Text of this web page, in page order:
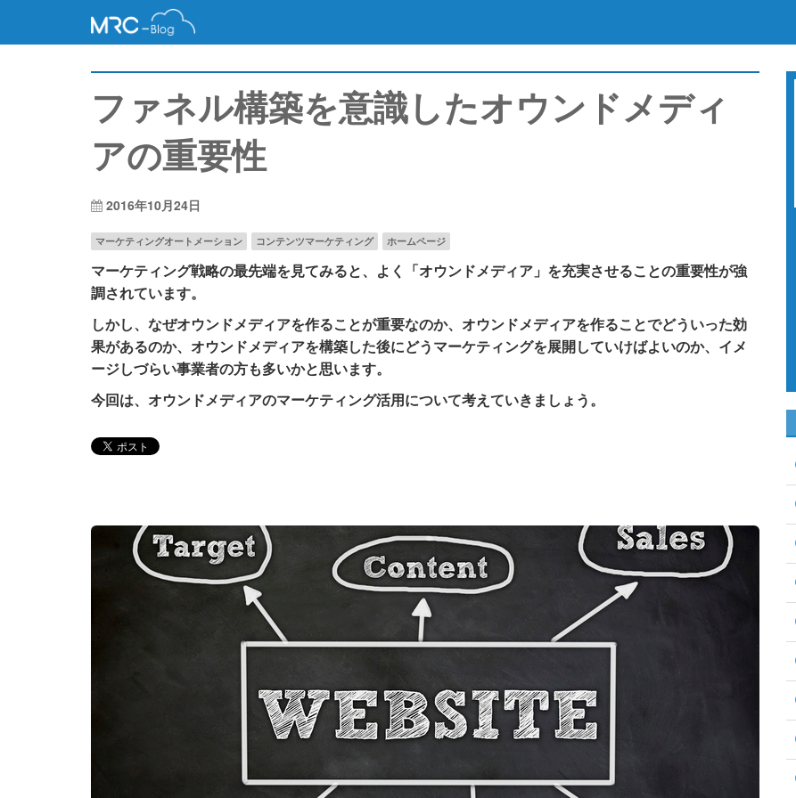
ファネル構築を意識したオウンドメディ
アの重要性
2016年10月24日
マーケティングオートメーション コンテンツマーケティング ホームページ
マーケティング戦略の最先端を見てみると、よく「オウンドメディア」を充実させることの重要性が強
調されています。
しかし、なぜオウンドメディアを作ることが重要なのか、オウンドメディアを作ることでどういった効
果があるのか、オウンドメディアを構築した後にどうマーケティングを展開していけばよいのか、イメ
ージしづらい事業者の方も多いかと思います。
今回は、オウンドメディアのマーケティング活用について考えていきましょう。